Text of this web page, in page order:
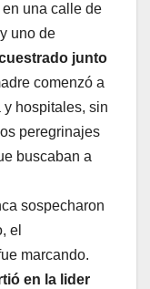
una calle de
uno de
junto
comenzó a
hospitales, sin
peregrinajes
buscaban a
sospecharon
el
marcando.
en la lider